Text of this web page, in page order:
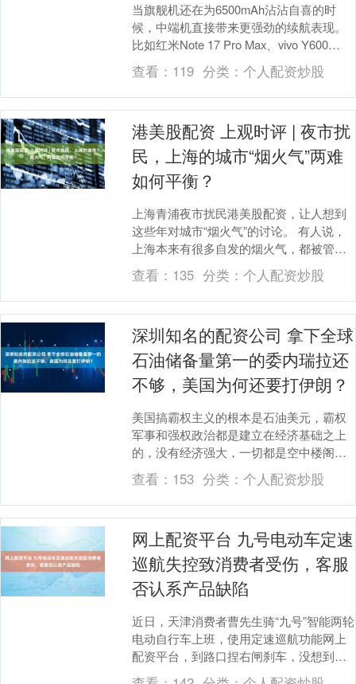
当旗舰机还在为6500mAh沾沾自喜的时
候，中端机直接带来更强劲的续航表现。
比如红米Note 17 Pro Max、vivo Y600
Pro、X80，三台机....
查看： 119 分类： 个人配资炒股
港美股配资 上观时评 | 夜市扰
民，上海的城市“烟火气”两难
如何平衡？
上海青浦夜市扰民港美股配资，让人想到
这些年对城市“烟火气”的讨论。 有人说，
上海本来有很多自发的烟火气，都被管
住、关停了。也有人说，不要老带着滤镜
怀念过去，所谓....
查看： 135 分类： 个人配资炒股
深圳知名的配资公司 拿下全球
石油储备量第一的委内瑞拉还
不够，美国为何还要打伊朗？
美国搞霸权主义的根本是石油美元，霸权
军事和强权政治都是建立在经济基础之上
的，没有经济强大，一切都是空中楼阁。
这也是美国不断控制产油国的逻辑。 2003
年，美国....
查看： 153 分类： 个人配资炒股
网上配资平台 九号电动车定速
巡航失控致消费者受伤，客服
否认系产品缺陷
近日，天津消费者曹先生骑“九号”智能两轮
电动自行车上班，使用定速巡航功能网上
配资平台，到路口捏右闸刹车，没想到松
闸后，电动车窜了出去，致其倒地受伤。